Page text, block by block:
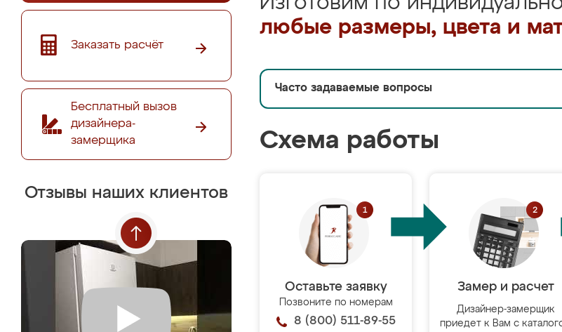
Заказать расчёт
Бесплатный вызов
дизайнера-
замерщика
Отзывы наших клиентов
любые размеры, цвета и
Часто задаваемые вопросы
Схема работы
Оставьте заявку
Позвоните по номерам
8 (800) 511-89-55
Замер и расчет
Дизайнер-замерщик
приедет к Вам с